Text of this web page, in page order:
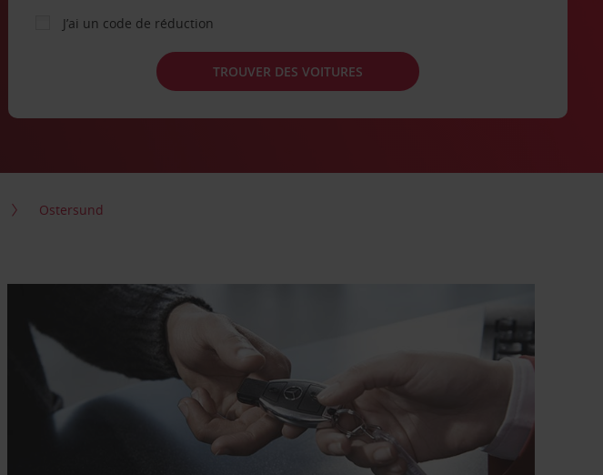
J’ai un code de réduction
TROUVER DES VOITURES
Ostersund